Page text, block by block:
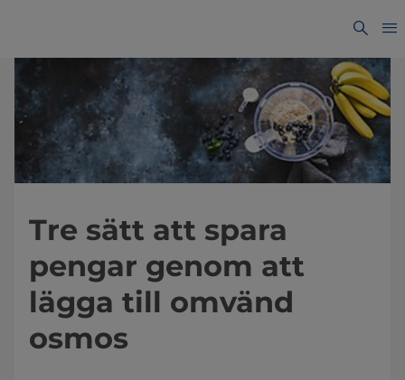
Tre sätt att spara
pengar genom att
lägga till omvänd
osmos